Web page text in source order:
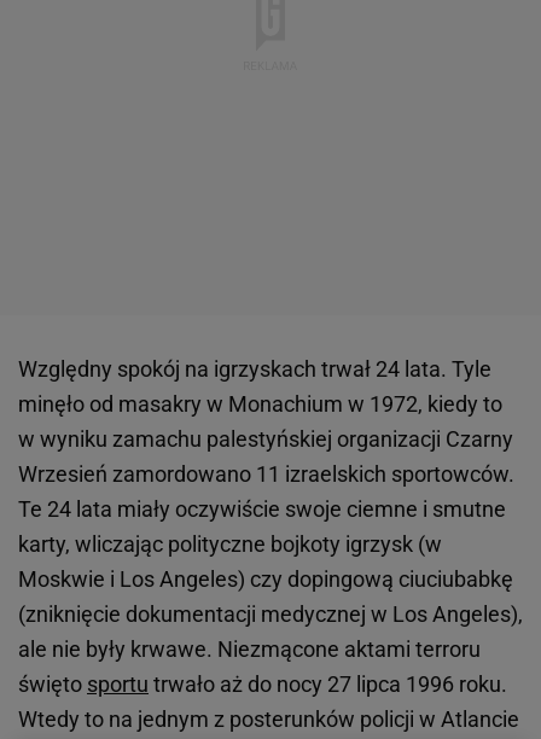
Względny spokój na igrzyskach trwał 24 lata. Tyle
minęło od masakry w Monachium w 1972, kiedy to
w wyniku zamachu palestyńskiej organizacji Czarny
Wrzesień zamordowano 11 izraelskich sportowców.
Te 24 lata miały oczywiście swoje ciemne i smutne
karty, wliczając polityczne bojkoty igrzysk (w
Moskwie i Los Angeles) czy dopingową ciuciubabkę
(zniknięcie dokumentacji medycznej w Los Angeles),
ale nie były krwawe. Niezmącone aktami terroru
święto sportu trwało aż do nocy 27 lipca 1996 roku.
Wtedy to na jednym z posterunków policji w Atlancie